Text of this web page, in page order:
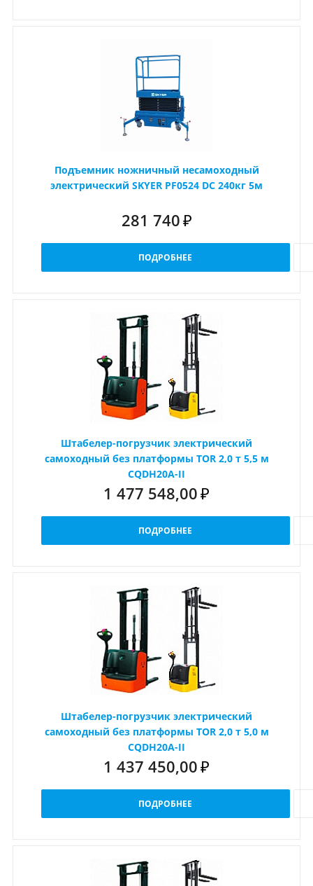
Подъемник ножничный несамоходный
электрический SKYER PF0524 DC 240кг 5м
281 740 ₽
ПОДРОБНЕЕ
Штабелер-погрузчик электрический
самоходный без платформы TOR 2,0 т 5,5 м
CQDH20A-II
1 477 548,00 ₽
ПОДРОБНЕЕ
Штабелер-погрузчик электрический
самоходный без платформы TOR 2,0 т 5,0 м
CQDH20A-II
1 437 450,00 ₽
ПОДРОБНЕЕ